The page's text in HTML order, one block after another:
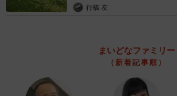
行橋 友
まいどなファミリー
（新着記事順）